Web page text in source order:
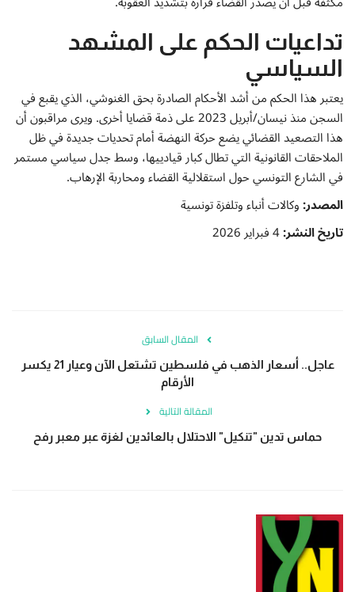
تداعيات الحكم على المشهد
السياسي
يعتبر هذا الحكم من أشد الأحكام الصادرة بحق الغنوشي، الذي يقبع في
السجن منذ نيسان/أبريل 2023 على ذمة قضايا أخرى. ويرى مراقبون أن
هذا التصعيد القضائي يضع حركة النهضة أمام تحديات جديدة في ظل
الملاحقات القانونية التي تطال كبار قيادييها، وسط جدل سياسي مستمر
في الشارع التونسي حول استقلالية القضاء ومحاربة الإرهاب.
المصدر:وكالات أنباء وتلفزة تونسية
تاريخ النشر:
المقال السابق
عاجل.. أسعار الذهب في فلسطين تشتعل الآن وعيار 21 يكسر
الأرقام
المقالة التالية
حماس تدين "تنكيل" الاحتلال بالعائدين لغزة عبر معبر رفح